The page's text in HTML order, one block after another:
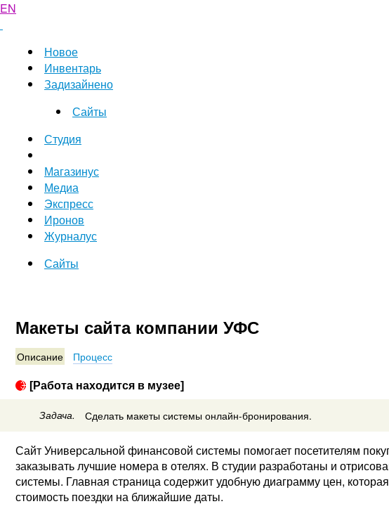
EN
Новое
Инвентарь
Задизайнено
Сайты
Студия
Магазинус
Медиа
Экспресс
Иронов
Журналус
Сайты
Макеты сайта компании УФС
Описание Процесс
[Работа находится в музее]
Задача. Сделать макеты системы онлайн-бронирования.
Сайт Универсальной финансовой системы помогает посетителям
заказывать лучшие номера в отелях. В студии разработаны и
системы. Главная страница содержит удобную диаграмму цен,
стоимость поездки на ближайшие даты.